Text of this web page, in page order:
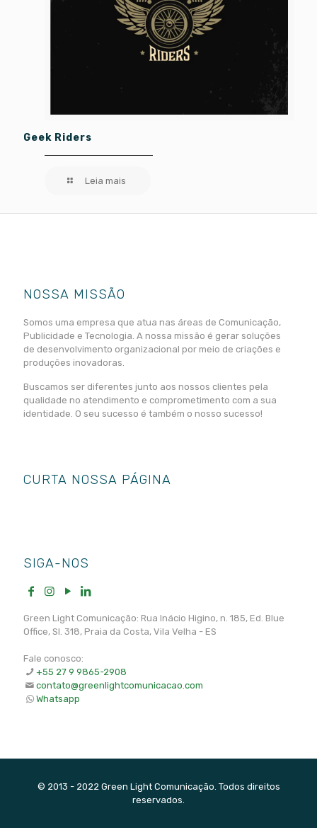
Geek Riders
Leia mais
NOSSA MISSÃO
Somos uma empresa que atua nas áreas de Comunicação,
Publicidade e Tecnologia. A nossa missão é gerar soluções
de desenvolvimento organizacional por meio de criações e
produções inovadoras.
Buscamos ser diferentes junto aos nossos clientes pela
qualidade no atendimento e comprometimento com a sua
identidade. O seu sucesso é também o nosso sucesso!
CURTA NOSSA PÁGINA
SIGA-NOS
Green Light Comunicação: Rua Inácio Higino, n. 185, Ed. Blue
Office, Sl. 318, Praia da Costa, Vila Velha - ES
Fale conosco:
+55 27 9 9865-2908
contato@greenlightcomunicacao.com
Whatsapp
© 2013 - 2022 Green Light Comunicação. Todos direitos
reservados.